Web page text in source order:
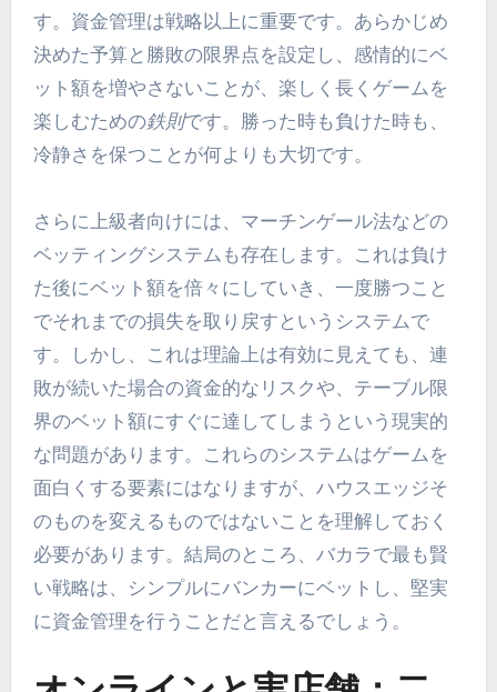
す。資金管理は戦略以上に重要です。あらかじめ
決めた予算と勝敗の限界点を設定し、感情的にベ
ット額を増やさないことが、楽しく長くゲームを
楽しむための鉄則です。勝った時も負けた時も、
冷静さを保つことが何よりも大切です。
さらに上級者向けには、マーチンゲール法などの
ベッティングシステムも存在します。これは負け
た後にベット額を倍々にしていき、一度勝つこと
でそれまでの損失を取り戻すというシステムで
す。しかし、これは理論上は有効に見えても、連
敗が続いた場合の資金的なリスクや、テーブル限
界のベット額にすぐに達してしまうという現実的
な問題があります。これらのシステムはゲームを
面白くする要素にはなりますが、ハウスエッジそ
のものを変えるものではないことを理解しておく
必要があります。結局のところ、バカラで最も賢
い戦略は、シンプルにバンカーにベットし、堅実
に資金管理を行うことだと言えるでしょう。